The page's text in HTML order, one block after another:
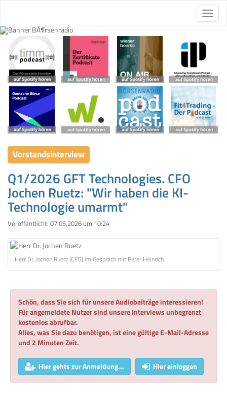
Vorstandsinterview
Q1/2026 GFT Technologies. CFO
Jochen Ruetz: "Wir haben die KI-
Technologie umarmt"
Veröffentlicht: 07.05.2026 um 10:24
Herr Dr. Jochen Ruetz (CFO) im Gespräch mit Peter Heinrich
Schön, dass Sie sich für unsere Audiobeiträge interessieren!
Für angemeldete Nutzer sind unsere Interviews unbegrenzt
kostenlos abrufbar.
Alles, was Sie dazu benötigen, ist eine gültige E-Mail-Adresse
und 2 Minuten Zeit.
Hier gehts zur Anmeldung... Hier einloggen